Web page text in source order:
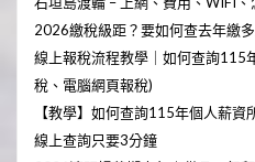
2026繳稅級距？要如何查去年繳
線上報稅流程教學｜如何查詢115
稅、電腦網頁報稅)
【教學】如何查詢115年個人薪
線上查詢只要3分鐘